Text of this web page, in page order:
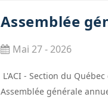
Assemblée
Mai 27 - 2026
L'ACI - Section du
Assemblée générale